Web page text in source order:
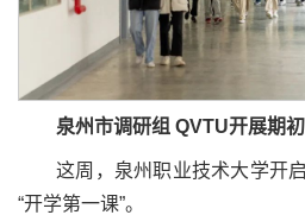
泉州市调研组 QVTU开展期
这周，泉州职业技术大学开
“开学第一课”。